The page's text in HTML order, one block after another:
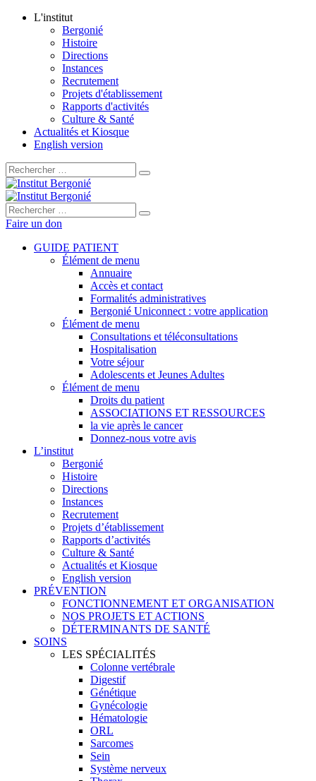
L'institut
Bergonié
Histoire
Directions
Instances
Recrutement
Projets d'établissement
Rapports d'activités
Culture & Santé
Actualités et Kiosque
English version
Rechercher :
Rechercher :
Faire un don
GUIDE PATIENT
Élément de menu
Annuaire
Accès et contact
Formalités administratives
Bergonié Uniconnect : votre application
Élément de menu
Consultations et téléconsultations
Hospitalisation
Votre séjour
Adolescents et Jeunes Adultes
Élément de menu
Droits du patient
ASSOCIATIONS ET RESSOURCES
la vie après le cancer
Donnez-nous votre avis
L’institut
Bergonié
Histoire
Directions
Instances
Recrutement
Projets d’établissement
Rapports d’activités
Culture & Santé
Actualités et Kiosque
English version
PRÉVENTION
FONCTIONNEMENT ET ORGANISATION
NOS PROJETS ET ACTIONS
DÉTERMINANTS DE SANTÉ
SOINS
LES SPÉCIALITÉS
Colonne vertébrale
Digestif
Génétique
Gynécologie
Hématologie
ORL
Sarcomes
Sein
Système nerveux